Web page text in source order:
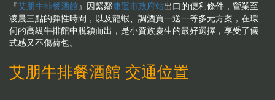
『艾朋牛排餐酒館』因緊鄰捷運市政府站出口的便利條件，營業至
凌晨三點的彈性時間，以及龍蝦、調酒買一送一等多元方案，在環
伺的高級牛排館中脫穎而出，是小資族慶生的最好選擇，享受了儀
式感又不傷荷包。
艾朋牛排餐酒館 交通位置